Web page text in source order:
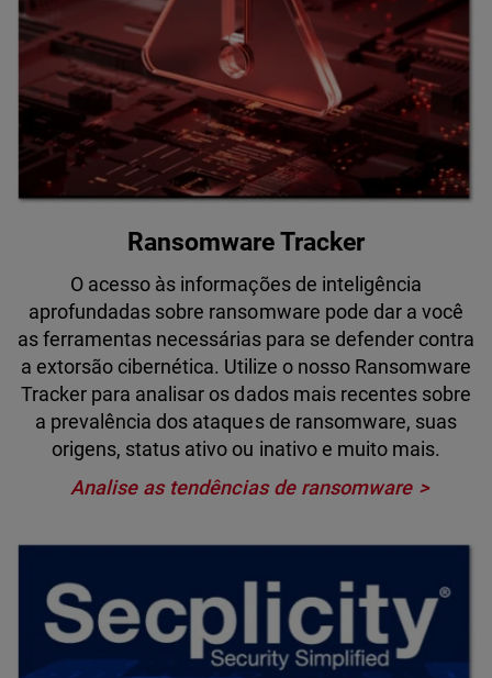
Ransomware Tracker
O acesso às informações de inteligência
aprofundadas sobre ransomware pode dar a você
as ferramentas necessárias para se defender contra
a extorsão cibernética. Utilize o nosso Ransomware
Tracker para analisar os dados mais recentes sobre
a prevalência dos ataques de ransomware, suas
origens, status ativo ou inativo e muito mais.
Analise as tendências de ransomware